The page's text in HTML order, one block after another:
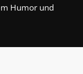
Humor und